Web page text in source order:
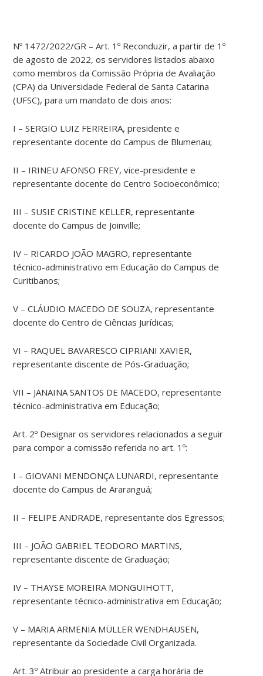
Nº 1472/2022/GR – Art. 1º Reconduzir, a partir de 1º
de agosto de 2022, os servidores listados abaixo
como membros da Comissão Própria de Avaliação
(CPA) da Universidade Federal de Santa Catarina
(UFSC), para um mandato de dois anos:
I – SERGIO LUIZ FERREIRA, presidente e
representante docente do Campus de Blumenau;
II – IRINEU AFONSO FREY, vice-presidente e
representante docente do Centro Socioeconômico;
III – SUSIE CRISTINE KELLER, representante
docente do Campus de Joinville;
IV – RICARDO JOÃO MAGRO, representante
técnico-administrativo em Educação do Campus de
Curitibanos;
V – CLÁUDIO MACEDO DE SOUZA, representante
docente do Centro de Ciências Jurídicas;
VI – RAQUEL BAVARESCO CIPRIANI XAVIER,
representante discente de Pós-Graduação;
VII – JANAINA SANTOS DE MACEDO, representante
técnico-administrativa em Educação;
Art. 2º Designar os servidores relacionados a seguir
para compor a comissão referida no art. 1º:
I – GIOVANI MENDONÇA LUNARDI, representante
docente do Campus de Araranguá;
II – FELIPE ANDRADE, representante dos Egressos;
III – JOÃO GABRIEL TEODORO MARTINS,
representante discente de Graduação;
IV – THAYSE MOREIRA MONGUIHOTT,
representante técnico-administrativa em Educação;
V – MARIA ARMENIA MÜLLER WENDHAUSEN,
representante da Sociedade Civil Organizada.
Art. 3º Atribuir ao presidente a carga horária de